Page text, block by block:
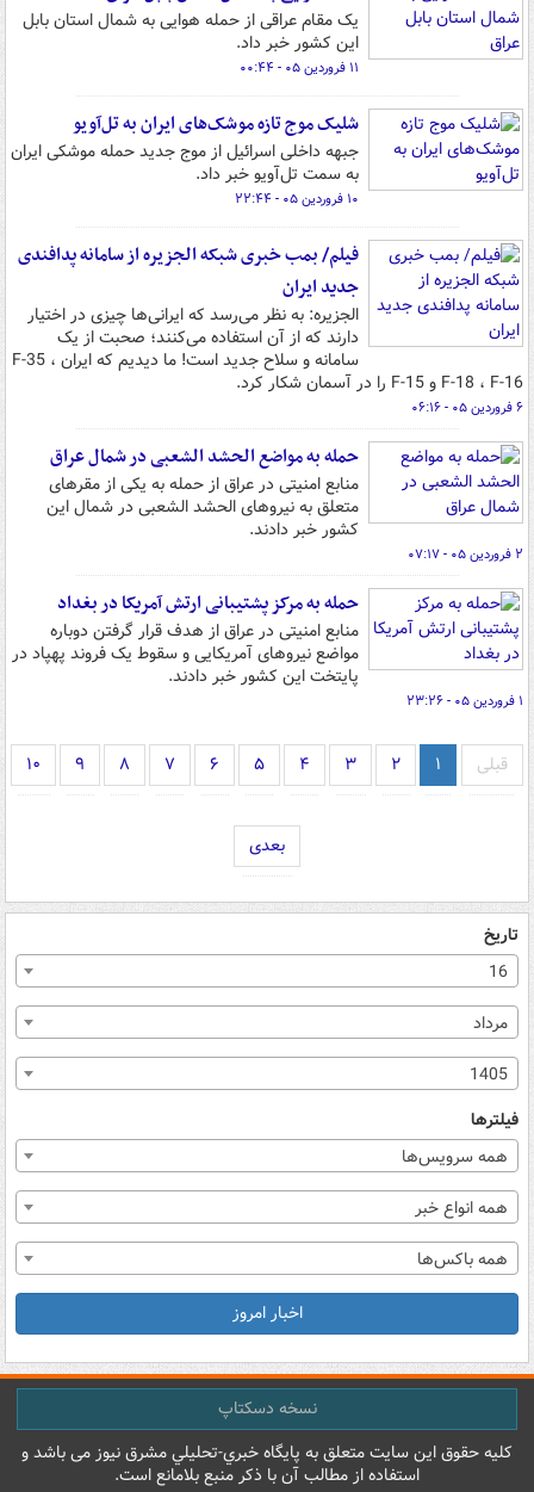
یک مقام عراقی از حمله هوایی به شمال استان بابل
این کشور خبر داد.
۱۱ فروردین ۰۵ - ۰۰:۴۴
شلیک موج تازه موشک‌های ایران به تل‌آویو
جبهه داخلی اسرائیل از موج جدید حمله موشکی ایران
به سمت تل‌آویو خبر داد.
۱۰ فروردین ۰۵ - ۲۲:۴۴
فیلم/ بمب خبری شبکه الجزیره از سامانه پدافندی
جدید ایران
الجزیره: به نظر می‌رسد که ایرانی‌ها چیزی در اختیار
دارند که از آن استفاده می‌کنند؛ صحبت از یک
سامانه و سلاح جدید است! ما دیدیم که ایران F-35 ،
F-18 ، F-16 و F-15 را در آسمان شکار کرد.
۶ فروردین ۰۵ - ۰۶:۱۶
حمله به مواضع الحشد الشعبی در شمال عراق
منابع امنیتی در عراق از حمله به یکی از مقرهای
متعلق به نیروهای الحشد الشعبی در شمال این
کشور خبر دادند.
۲ فروردین ۰۵ - ۰۷:۱۷
حمله به مرکز پشتیبانی ارتش آمریکا در بغداد
منابع امنیتی در عراق از هدف قرار گرفتن دوباره
مواضع نیروهای آمریکایی و سقوط یک فروند پهپاد در
پایتخت این کشور خبر دادند.
۱ فروردین ۰۵ - ۲۳:۲۶
قبلی ۱ ۲ ۳ ۴ ۵ ۶ ۷ ۸ ۹ ۱۰
بعدی
تاریخ
16
مرداد
1405
فیلترها
همه سرویس‌ها
همه انواع خبر
همه باکس‌ها
اخبار امروز
نسخه دسکتاپ
کليه حقوق اين سايت متعلق به پایگاه خبري-تحليلي مشرق نيوز می باشد و
استفاده از مطالب آن با ذکر منبع بلامانع است.